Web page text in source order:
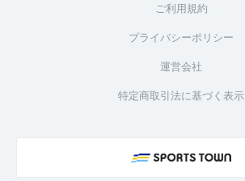
ご利用規約
プライバシーポリシー
運営会社
特定商取引法に基づく表示